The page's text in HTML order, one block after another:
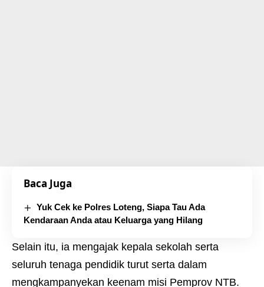
Baca Juga
Yuk Cek ke Polres Loteng, Siapa Tau Ada
Kendaraan Anda atau Keluarga yang Hilang
Selain itu, ia mengajak kepala sekolah serta
seluruh tenaga pendidik turut serta dalam
mengkampanyekan keenam misi Pemprov NTB.